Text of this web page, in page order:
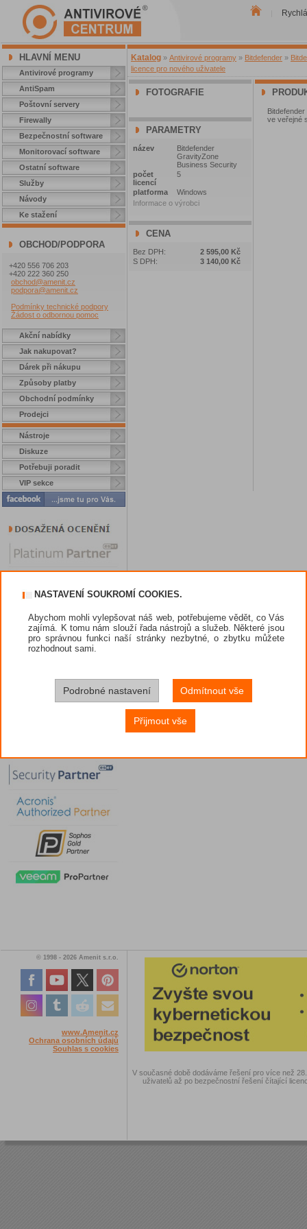
HLAVNÍ MENU
Antivirové programy
AntiSpam
Poštovní servery
Firewally
Bezpečnostní software
Monitorovací software
Ostatní software
Služby
Návody
Ke stažení
OBCHOD/PODPORA
+420 556 706 203
+420 222 360 250
obchod@amenit.cz
podpora@amenit.cz
Podmínky technické podpory
Žádost o odbornou pomoc
Akční nabídky
Jak nakupovat?
Dárek při nákupu
Způsoby platby
Obchodní podmínky
Prodejci
Nástroje
Diskuze
Potřebuji poradit
VIP sekce
Katalog » Antivirové programy » Bitdefender »
licence pro nového uživatele
FOTOGRAFIE
PARAMETRY
název
Bitdefender
GravityZone
Business Security
počet
licencí
5
platforma
Windows
Informace o výrobci
CENA
Bez DPH:
2 595,00 Kč
S DPH:
3 140,00 Kč
ve veřejné
© 1998 - 2026 Amenit s.r.o.
www.Amenit.cz
Ochrana osobních údajů
Souhlas s cookies
V současné době dodáváme řešení pro více než
uživatelů až po bezpečnostní řešení čítající
NASTAVENÍ SOUKROMÍ COOKIES.
Abychom mohli vylepšovat náš web, potřebujeme vědět, co Vás
zajímá. K tomu nám slouží řada nástrojů a služeb. Některé jsou
pro správnou funkci naší stránky nezbytné, o zbytku můžete
rozhodnout sami.
Podrobné nastavení Odmítnout vše
Přijmout vše